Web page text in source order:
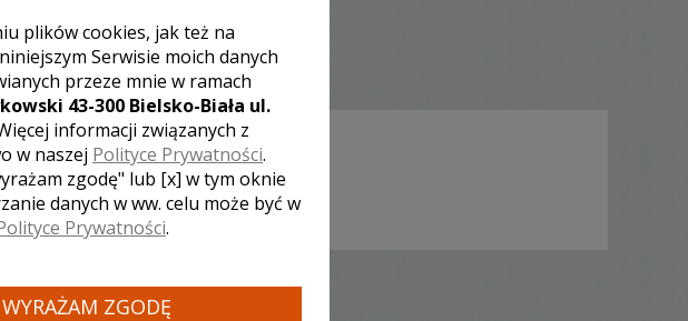
]
plików cookies, jak też na
Serwisie moich danych
przeze mnie w ramach
43-300 Bielsko-Biała ul.
informacji związanych z
w naszej Polityce Prywatności.
zgodę" lub [x] w tym oknie
danych w ww. celu może być w
Prywatności.
ZGODĘ